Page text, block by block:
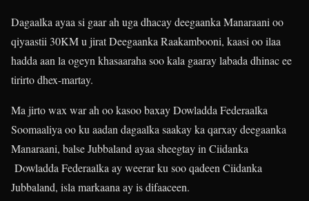
Dagaalka ayaa si gaar ah uga dhacay deegaanka Manaraani oo
qiyaastii 30KM u jirat Deegaanka Raakambooni, kaasi oo ilaa
hadda aan la ogeyn khasaaraha soo kala gaaray labada dhinac ee
tirirto dhex-martay.
Ma jirto wax war ah oo kasoo baxay Dowladda Federaalka
Soomaaliya oo ku aadan dagaalka saakay ka qarxay deegaanka
Manaraani, balse Jubbaland ayaa sheegtay in Ciidanka
Dowladda Federaalka ay weerar ku soo qadeen Ciidanka
Jubbaland, isla markaana ay is difaaceen.